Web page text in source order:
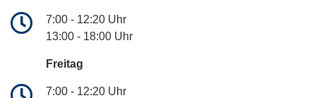
7:00 - 12:20 Uhr
13:00 - 18:00 Uhr
Freitag
7:00 - 12:20 Uhr